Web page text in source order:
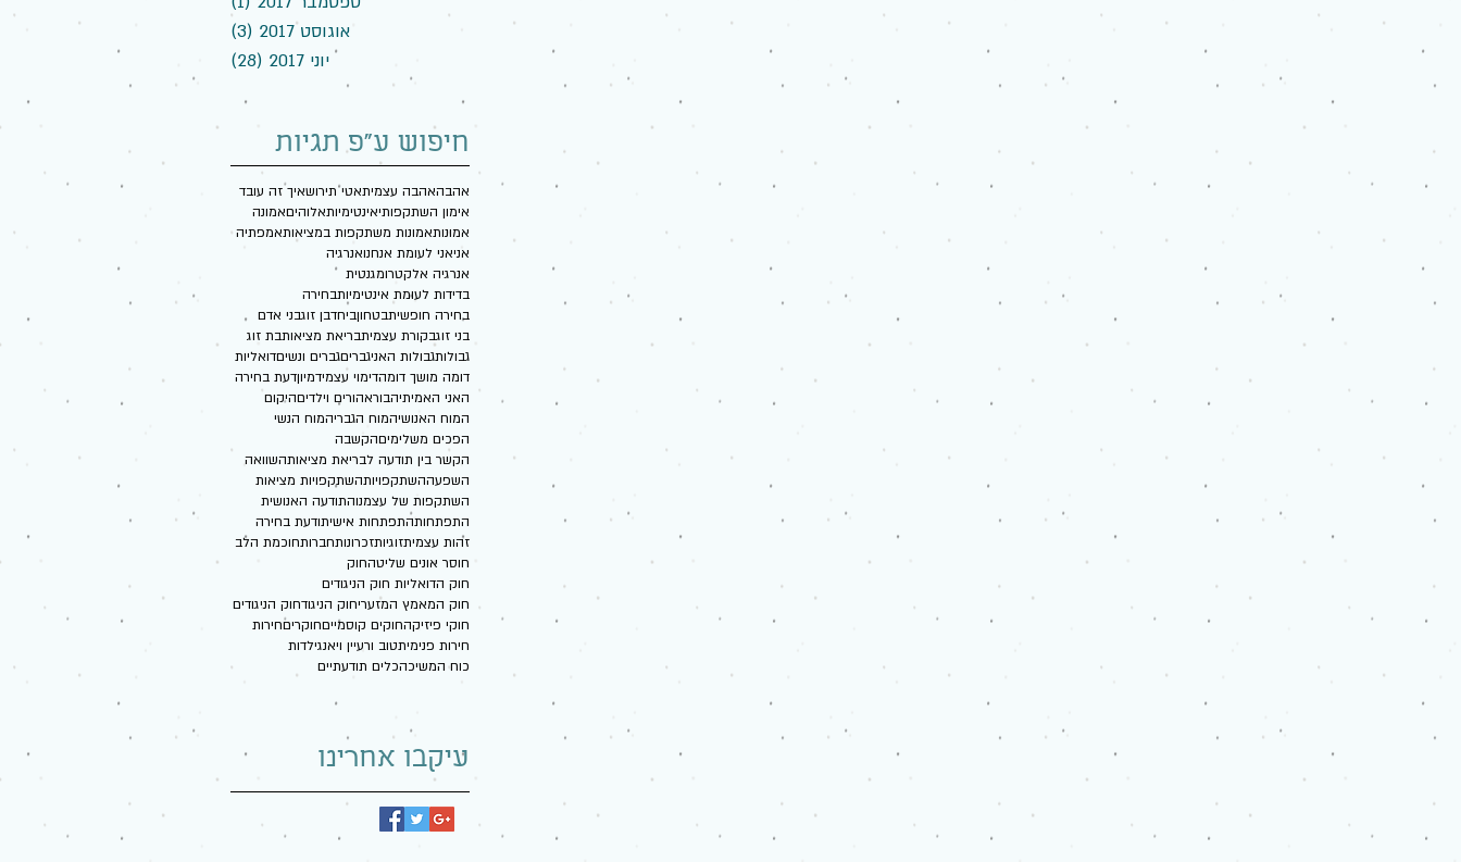
אוגוסט 2017
(3)
יוני 2017
(28)
חיפוש ע"פ תגיות
אהבהאהבה עצמיתאטי תירושאיך זה עובד
אימון השתקפותיאינטימיותאלוהיםאמונה
אמונותאמונות משתקפות במציאותאמפתיה
אניאני לעומת אנחנואנרגיה
אנרגיה אלקטרומגנטית
בדידות לעומת אינטימיותבחירה
בחירה חופשיתבטחוןביחדבן זוגבני אדם
בני זוגבקורת עצמיתבריאת מציאותבת זוג
גבולותגבולות האניגבריםגברים ונשיםדואליות
דומה מושך דומהדימוי עצמידמיוןדעת בחירה
האני האמיתיהבוראהורים וילדיםהיקום
המוח האנושיהמוח הגבריהמוח הנשי
הפכים משלימיםהקשבה
הקשר בין תודעה לבריאת מציאותהשוואה
השפעההשתקפויותהשתקפויות מציאות
השתקפות של עצמנוהתודעה האנושית
התפתחותהתפתחות אישיתודעת בחירה
זהות עצמיתזוגיותזכרונותחברותחוכמת הלב
חוסר אונים שליטהחוק
חוק הדואליות חוק הניגודים
חוק המאמץ המזעריחוק הניגודחוק הניגודים
חוקי פיזיקהחוקים קוסמייםחוקריםחירות
חירות פנימיתטוב ורעיין ויאנגילדות
כוח המשיכהכלים תודעתיים
עיקבו אחרינו